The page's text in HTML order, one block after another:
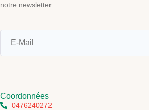
notre newsletter.
Coordonnées
0476240272